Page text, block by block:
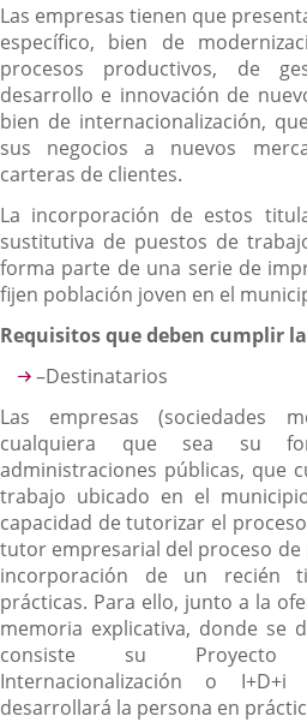
Las empresas tienen que
específico, bien de
procesos productivos, de
desarrollo e innovación de
bien de internacionalización,
sus negocios a nuevos
carteras de clientes.
La incorporación de estos
sustitutiva de puestos de
forma parte de una serie de
fijen población joven en el
Requisitos que deben cumplir
–Destinatarios
Las empresas (sociedades
cualquiera que sea su
administraciones públicas, que
trabajo ubicado en el
capacidad de tutorizar el
tutor empresarial del proceso de
incorporación de un recién
prácticas. Para ello, junto a la
memoria explicativa, donde se
consiste su Proyecto
Internacionalización o
desarrollará la persona en